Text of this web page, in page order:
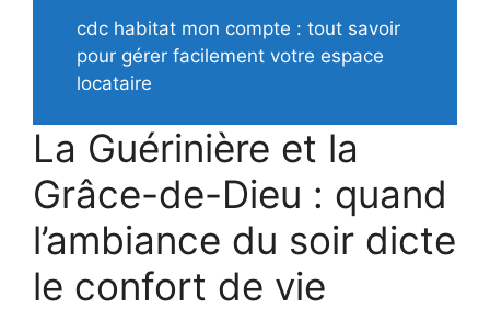
cdc habitat mon compte : tout savoir
pour gérer facilement votre espace
locataire
La Guérinière et la
Grâce-de-Dieu : quand
l’ambiance du soir dicte
le confort de vie